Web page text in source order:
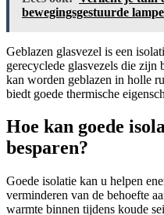
bewegingsgestuurde
Geblazen glasvezel is een
gerecyclede glasvezels die
kan worden geblazen in holle
biedt goede thermische
Hoe kan goede
besparen?
Goede isolatie kan u helpen
verminderen van de behoefte
warmte binnen tijdens koude